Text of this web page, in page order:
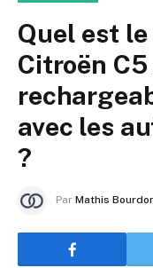
Quel est
Citroën
avec les
?
Par Mathis